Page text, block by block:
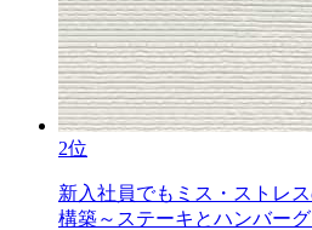
2位
新入社員でもミス・ストレ
構築～ステーキとハンバー